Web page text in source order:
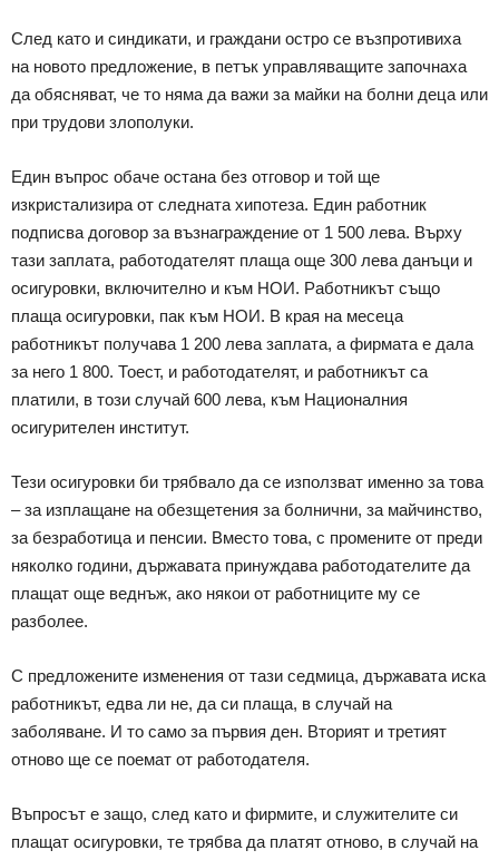
След като и синдикати, и граждани остро се възпротивиха
на новото предложение, в петък управляващите започнаха
да обясняват, че то няма да важи за майки на болни деца или
при трудови злополуки.
Един въпрос обаче остана без отговор и той ще
изкристализира от следната хипотеза. Един работник
подписва договор за възнаграждение от 1 500 лева. Върху
тази заплата, работодателят плаща още 300 лева данъци и
осигуровки, включително и към НОИ. Работникът също
плаща осигуровки, пак към НОИ. В края на месеца
работникът получава 1 200 лева заплата, а фирмата е дала
за него 1 800. Тоест, и работодателят, и работникът са
платили, в този случай 600 лева, към Националния
осигурителен институт.
Тези осигуровки би трябвало да се използват именно за това
– за изплащане на обезщетения за болнични, за майчинство,
за безработица и пенсии. Вместо това, с промените от преди
няколко години, държавата принуждава работодателите да
плащат още веднъж, ако някои от работниците му се
разболее.
С предложените изменения от тази седмица, държавата иска
работникът, едва ли не, да си плаща, в случай на
заболяване. И то само за първия ден. Вторият и третият
отново ще се поемат от работодателя.
Въпросът е защо, след като и фирмите, и служителите си
плащат осигуровки, те трябва да платят отново, в случай на